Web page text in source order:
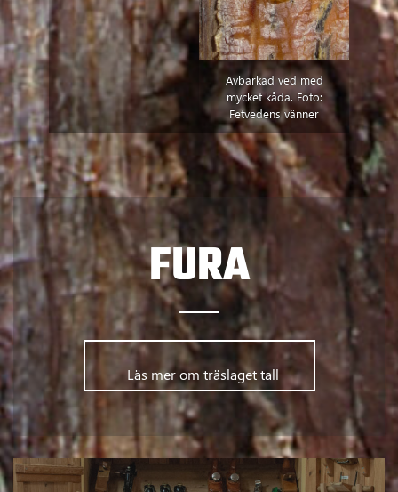
Avbarkad ved med
mycket kåda. Foto:
Fetvedens vänner
FURA
      	Läs mer om träslaget tall